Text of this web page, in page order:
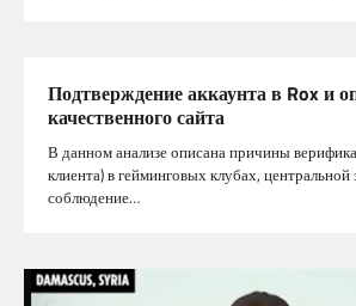
Подтверждение аккаунта в Rox и
качественного сайта
В данном анализе описана причины
клиента) в гейминговых клубах, центральной
соблюдение…